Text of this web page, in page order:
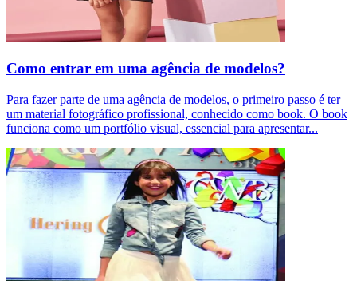
Como entrar em uma agência de modelos?
Para fazer parte de uma agência de modelos, o primeiro passo é ter
um material fotográfico profissional, conhecido como book. O book
funciona como um portfólio visual, essencial para apresentar...